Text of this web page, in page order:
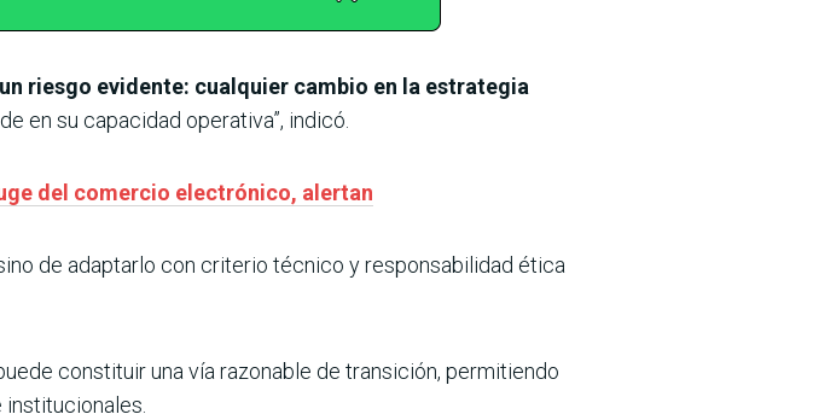
riesgo evidente: cualquier cambio en la estrategia
en su capacidad operativa”, indicó.
del comercio electrónico, alertan
de adaptarlo con criterio técnico y responsabilidad ética
constituir una vía razonable de transición, permitiendo